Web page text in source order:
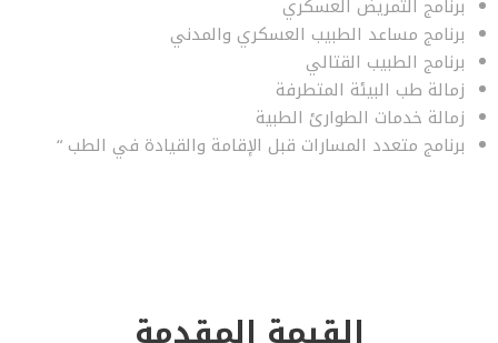
برنامج مساعد الطبيب العسكري والمدني
برنامج الطبيب القتالي
زمالة طب البيئة المتطرفة
زمالة خدمات الطوارئ الطبية
برنامج متعدد المسارات قبل الإقامة والقيادة في الطب “